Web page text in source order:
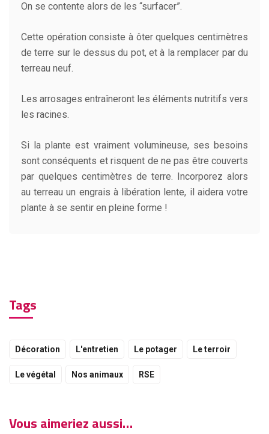
On se contente alors de les “surfacer”.
Cette opération consiste à ôter quelques centimètres
de terre sur le dessus du pot, et à la remplacer par du
terreau neuf.
Les arrosages entraîneront les éléments nutritifs vers
les racines.
Si la plante est vraiment volumineuse, ses besoins
sont conséquents et risquent de ne pas être couverts
par quelques centimètres de terre. Incorporez alors
au terreau un engrais à libération lente, il aidera votre
plante à se sentir en pleine forme !
Tags
Décoration L'entretien Le potager Le terroir
Le végétal Nos animaux RSE
Vous aimeriez aussi…